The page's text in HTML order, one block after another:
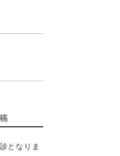
となりま